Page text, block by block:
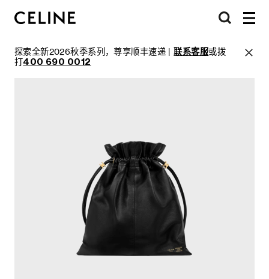
探索全新2026秋季系列，尊享顺丰速递 |联系客服或拨
打400 690 0012